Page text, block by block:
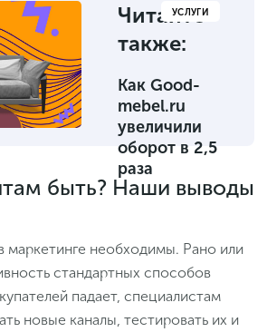
УСЛУГИ
Читайте
также:
Как Good-
mebel.ru
увеличили
оборот в 2,5
раза
быть? Наши выводы
маркетинге необходимы. Рано или
стандартных способов
падает, специалистам
новые каналы, тестировать их и